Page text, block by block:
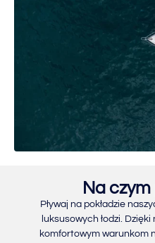
Na czym
Pływaj na pokładzie
luksusowych łodzi.
komfortowym warunkom